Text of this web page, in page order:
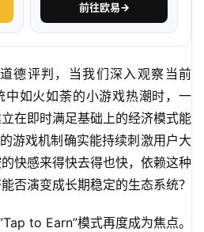
前往欧易→
德评判，当我们深入观察当前
中如火如荼的小游戏热潮时，一
在即时满足基础上的经济模式能
游戏机制确实能持续刺激用户大
快感来得快去得也快，依赖这种
否演变成长期稳定的生态系统？
to Earn”模式再度成为焦点。